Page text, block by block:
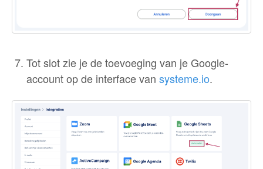
Tot slot zie je de toevoeging van je Google-
account op de interface van systeme.io.